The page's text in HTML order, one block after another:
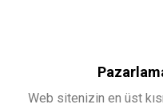
Web sitenizin en üst